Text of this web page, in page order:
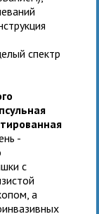
спектр
-
с
а